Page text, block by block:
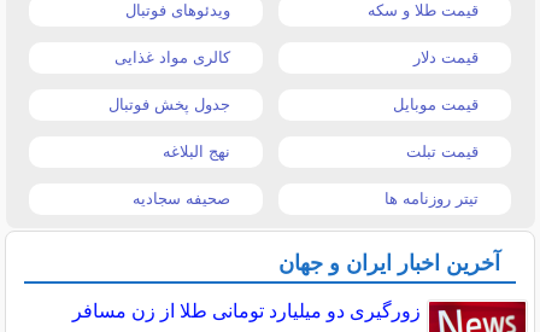
قیمت طلا و سکه ویدئوهای فوتبال
قیمت دلار کالری مواد غذایی
قیمت موبایل جدول پخش فوتبال
قیمت تبلت نهج البلاغه
تیتر روزنامه ها صحیفه سجادیه
آخرین اخبار ایران و جهان
زورگیری دو میلیارد تومانی طلا از زن مسافر